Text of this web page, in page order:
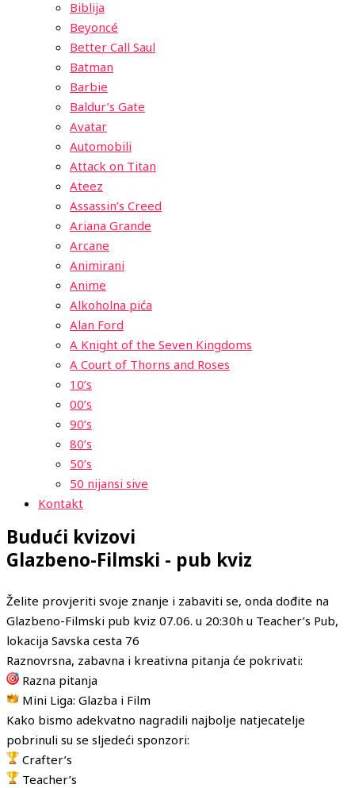
Biblija
Beyoncé
Better Call Saul
Batman
Barbie
Baldur’s Gate
Avatar
Automobili
Attack on Titan
Ateez
Assassin’s Creed
Ariana Grande
Arcane
Animirani
Anime
Alkoholna pića
Alan Ford
A Knight of the Seven Kingdoms
A Court of Thorns and Roses
10’s
00’s
90’s
80’s
50’s
50 nijansi sive
Kontakt
Budući kvizovi
Glazbeno-Filmski - pub kviz
Želite provjeriti svoje znanje i zabaviti se, onda dođite na
Glazbeno-Filmski pub kviz 07.06. u 20:30h u Teacher’s Pub,
lokacija Savska cesta 76
Raznovrsna, zabavna i kreativna pitanja će pokrivati:
Razna pitanja
Mini Liga: Glazba i Film
Kako bismo adekvatno nagradili najbolje natjecatelje
pobrinuli su se sljedeći sponzori:
Crafter’s
Teacher’s